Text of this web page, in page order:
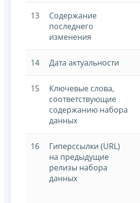
13
Содержание
последнего
изменения
14 Дата актуальности
15
Ключевые слова,
соответствующие
содержанию набора
данных
16
Гиперссылки (URL)
на предыдущие
релизы набора
данных